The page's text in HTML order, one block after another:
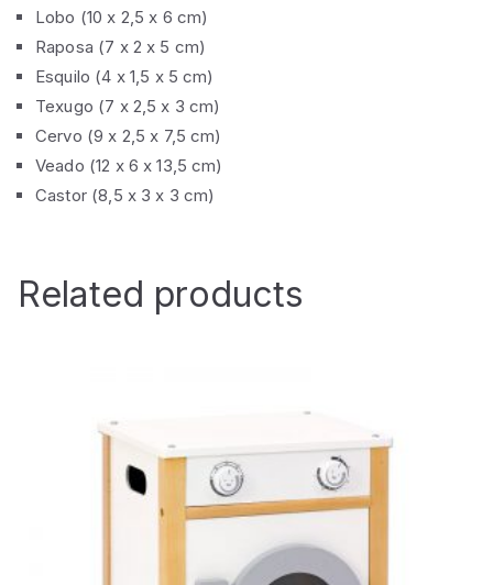
Lobo (10 x 2,5 x 6 cm)
Raposa (7 x 2 x 5 cm)
Esquilo (4 x 1,5 x 5 cm)
Texugo (7 x 2,5 x 3 cm)
Cervo (9 x 2,5 x 7,5 cm)
Veado (12 x 6 x 13,5 cm)
Castor (8,5 x 3 x 3 cm)
Related products